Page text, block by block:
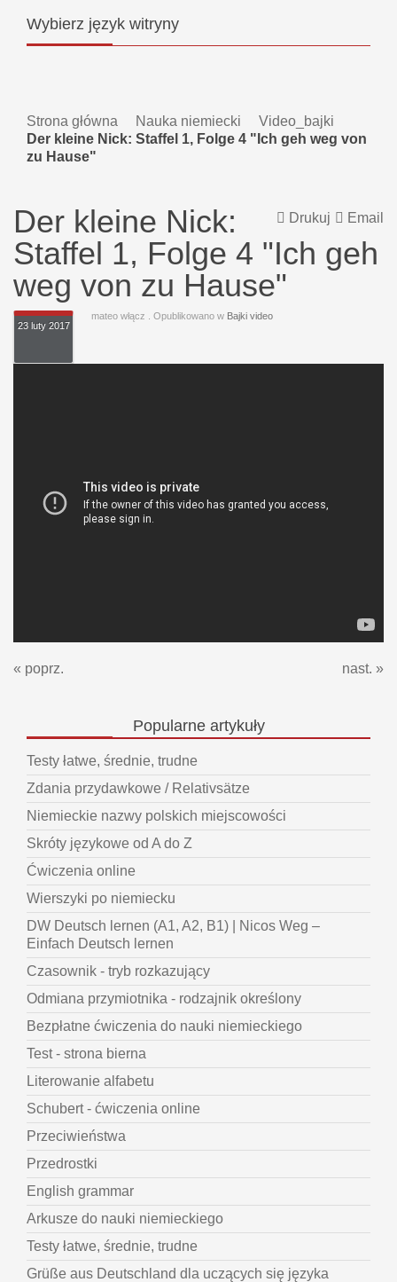
Wybierz język witryny
Strona główna Nauka niemiecki
Video_bajki
Der kleine Nick: Staffel 1, Folge 4 "Ich geh weg von
zu Hause"
Email
Drukuj
Der kleine Nick:
Staffel 1, Folge 4 "Ich geh
weg von zu Hause"
mateo włącz
23 luty 2017
. Opublikowano w Bajki video
« poprz. nast. »
Popularneartykuły
Testy łatwe, średnie, trudne
Zdania przydawkowe / Relativsätze
Niemieckie nazwy polskich miejscowości
Skróty językowe od A do Z
Ćwiczenia online
Wierszyki po niemiecku
DW Deutsch lernen (A1, A2, B1) | Nicos Weg –
Einfach Deutsch lernen
Czasownik - tryb rozkazujący
Odmiana przymiotnika - rodzajnik określony
Bezpłatne ćwiczenia do nauki niemieckiego
Test - strona bierna
Literowanie alfabetu
Schubert - ćwiczenia online
Przeciwieństwa
Przedrostki
English grammar
Arkusze do nauki niemieckiego
Testy łatwe, średnie, trudne
Grüße aus Deutschland dla uczących się języka